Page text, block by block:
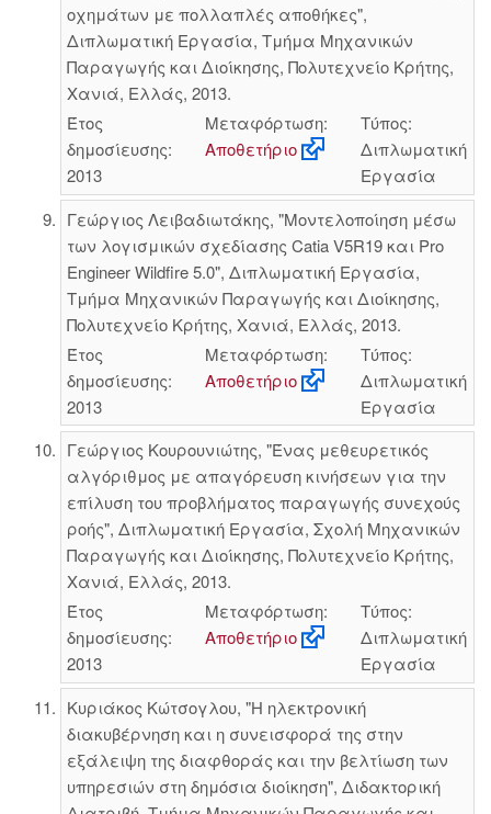
οχημάτων με πολλαπλές αποθήκες",
Διπλωματική Εργασία, Τμήμα Μηχανικών
Παραγωγής και Διοίκησης, Πολυτεχνείο Κρήτης,
Χανιά, Ελλάς, 2013.
Έτος
δημοσίευσης:
2013
Μεταφόρτωση:
Αποθετήριο
Τύπος:
Διπλωματική
Εργασία
Γεώργιος Λειβαδιωτάκης, "Μοντελοποίηση μέσω
των λογισμικών σχεδίασης Catia V5R19 και Pro
Engineer Wildfire 5.0", Διπλωματική Εργασία,
Τμήμα Μηχανικών Παραγωγής και Διοίκησης,
Πολυτεχνείο Κρήτης, Χανιά, Ελλάς, 2013.
Έτος
δημοσίευσης:
2013
Μεταφόρτωση:
Αποθετήριο
Τύπος:
Διπλωματική
Εργασία
Γεώργιος Κουρουνιώτης, "Ένας μεθευρετικός
αλγόριθμος με απαγόρευση κινήσεων για την
επίλυση του προβλήματος παραγωγής συνεχούς
ροής", Διπλωματική Εργασία, Σχολή Μηχανικών
Παραγωγής και Διοίκησης, Πολυτεχνείο Κρήτης,
Χανιά, Ελλάς, 2013.
Έτος
δημοσίευσης:
2013
Μεταφόρτωση:
Αποθετήριο
Τύπος:
Διπλωματική
Εργασία
Κυριάκος Κώτσογλου, "Η ηλεκτρονική
διακυβέρνηση και η συνεισφορά της στην
εξάλειψη της διαφθοράς και την βελτίωση των
υπηρεσιών στη δημόσια διοίκηση", Διδακτορική